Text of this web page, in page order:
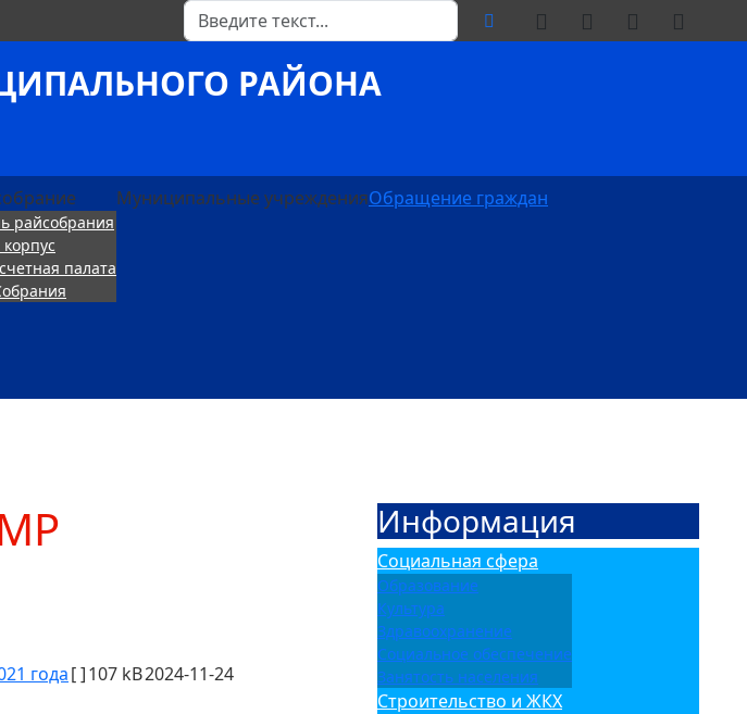
Поиск
РАЙОНА
райсобрания
палата
Муниципальные учрежденияОбращение граждан
года[ ]107 kB2024-11-24
Информация
Социальная сфера
Образование
Культура
Здравоохранение
Социальное обеспечение
Занятость населения
Строительство и ЖКХ